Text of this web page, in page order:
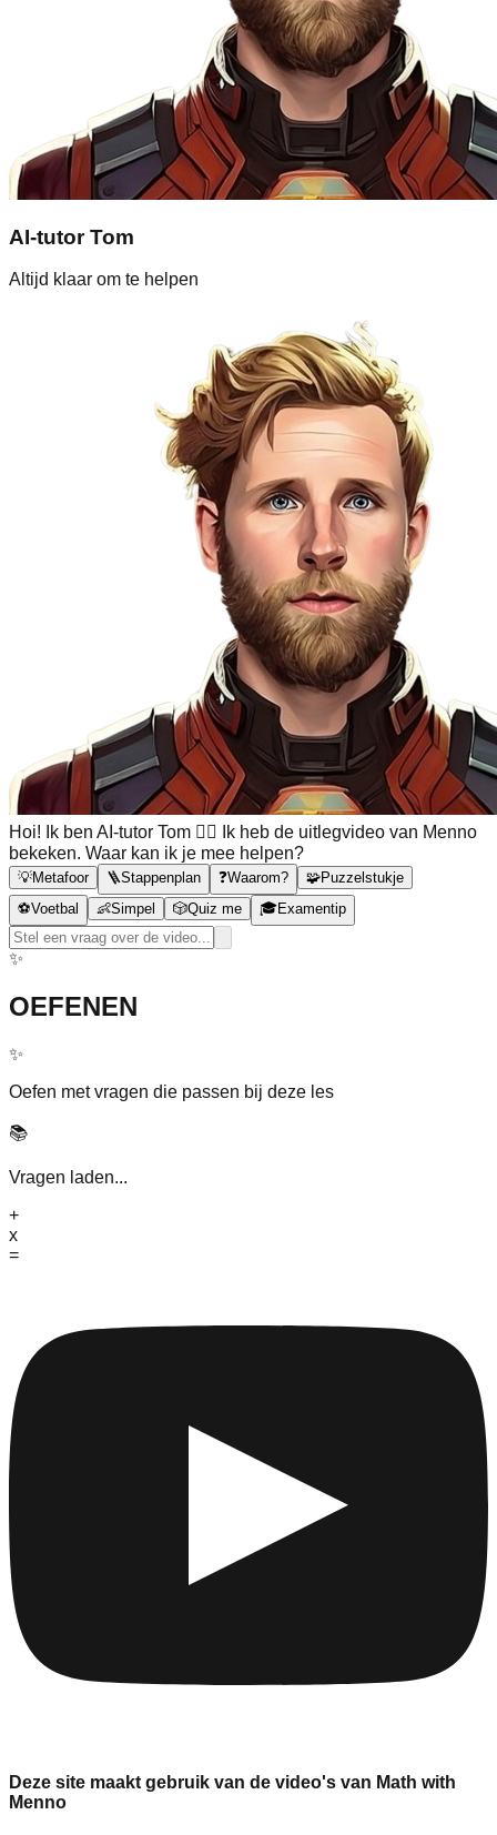
AI-tutor Tom
Altijd klaar om te helpen
Hoi! Ik ben AI-tutor Tom 🙋‍♂️ Ik heb de uitlegvideo van Menno
bekeken. Waar kan ik je mee helpen?
💡Metafoor 🪜Stappenplan ❓Waarom? 🧩Puzzelstukje
⚽Voetbal 👶Simpel 🎲Quiz me 🎓Examentip
✨
OEFENEN
✨
Oefen met vragen die passen bij deze les
📚
Vragen laden...
+
x
=
Deze site maakt gebruik van de video's van Math with
Menno